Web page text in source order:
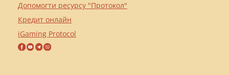
Допомогти ресурсу "Протокол"
Кредит онлайн
iGaming Protocol